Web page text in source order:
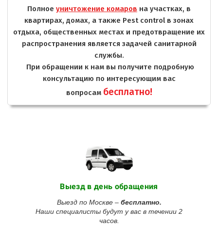
Полное уничтожение комаров на участках, в
квартирах, домах, а также Pest control в зонах
отдыха, общественных местах и предотвращение их
распространения является задачей санитарной
службы.
При обращении к нам вы получите подробную
консультацию по интересующим вас
вопросам бесплатно!
Выезд в день обращения
Выезд по Москве – бесплатно.
Наши специалисты будут у вас в течении 2
часов.